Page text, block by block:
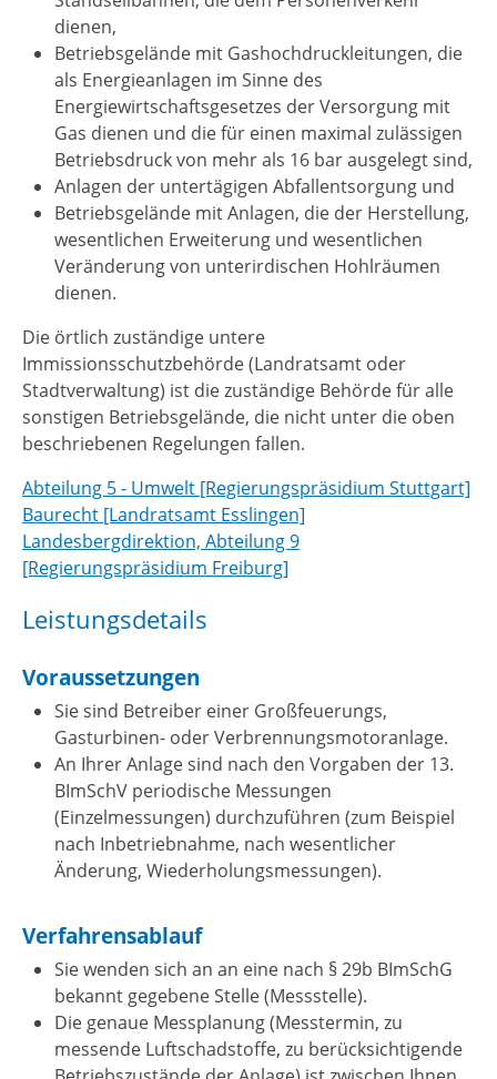
dienen,
Betriebsgelände mit Gashochdruckleitungen, die
als Energieanlagen im Sinne des
Energiewirtschaftsgesetzes der Versorgung mit
Gas dienen und die für einen maximal zulässigen
Betriebsdruck von mehr als 16 bar ausgelegt sind,
Anlagen der untertägigen Abfallentsorgung und
Betriebsgelände mit Anlagen, die der Herstellung,
wesentlichen Erweiterung und wesentlichen
Veränderung von unterirdischen Hohlräumen
dienen.
Die örtlich zuständige untere
Immissionsschutzbehörde (Landratsamt oder
Stadtverwaltung) ist die zuständige Behörde für alle
sonstigen Betriebsgelände, die nicht unter die oben
beschriebenen Regelungen fallen.
Abteilung 5 - Umwelt [Regierungspräsidium Stuttgart]
Baurecht [Landratsamt Esslingen]
Landesbergdirektion, Abteilung 9
[Regierungspräsidium Freiburg]
Leistungsdetails
Voraussetzungen
Sie sind Betreiber einer Großfeuerungs,
Gasturbinen- oder Verbrennungsmotoranlage.
An Ihrer Anlage sind nach den Vorgaben der 13.
BImSchV periodische Messungen
(Einzelmessungen) durchzuführen (zum Beispiel
nach Inbetriebnahme, nach wesentlicher
Änderung, Wiederholungsmessungen).
Verfahrensablauf
Sie wenden sich an an eine nach § 29b BImSchG
bekannt gegebene Stelle (Messstelle).
Die genaue Messplanung (Messtermin, zu
messende Luftschadstoffe, zu berücksichtigende